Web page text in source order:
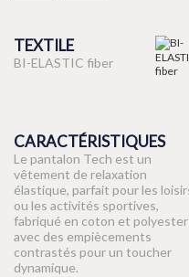
TEXTILE
BI-ELASTIC fiber
CARACTÉRISTIQUES
Le pantalon Tech est un
vêtement de relaxation
élastique, parfait pour les
ou les activités sportives,
fabriqué en coton et polyester
avec des empiècements
contrastés pour un toucher
dynamique.